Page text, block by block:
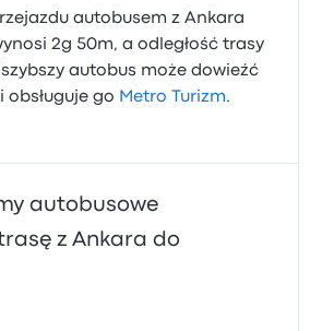
autobusem z Ankara
2g 50m, a odległość trasy
autobus może dowieźć
obsługuje go Metro Turizm.
autobusowe
z Ankara do